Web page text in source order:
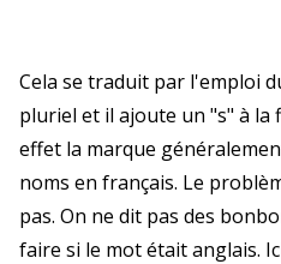
Cela se traduit par l'emploi
pluriel et il ajoute un "s" à la
effet la marque
noms en français. Le
pas. On ne dit pas des
faire si le mot était anglais.